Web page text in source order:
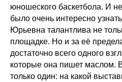
юношеского баскетбола. И
было очень интересно
Юрьевна талантлива не
площадке. Но и за её
достаточно всего одного
которые она пишет маслом.
только один: на какой